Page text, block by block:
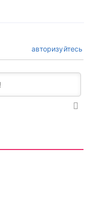
авторизуйтесь